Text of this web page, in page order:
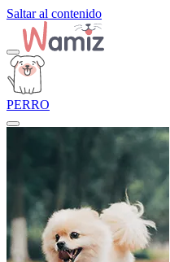
Saltar al contenido
PERRO